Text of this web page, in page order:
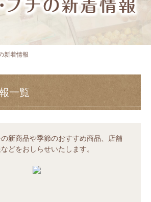
新着情報
一覧
新商品や季節のおすすめ商品、店舗
どをおしらせいたします。